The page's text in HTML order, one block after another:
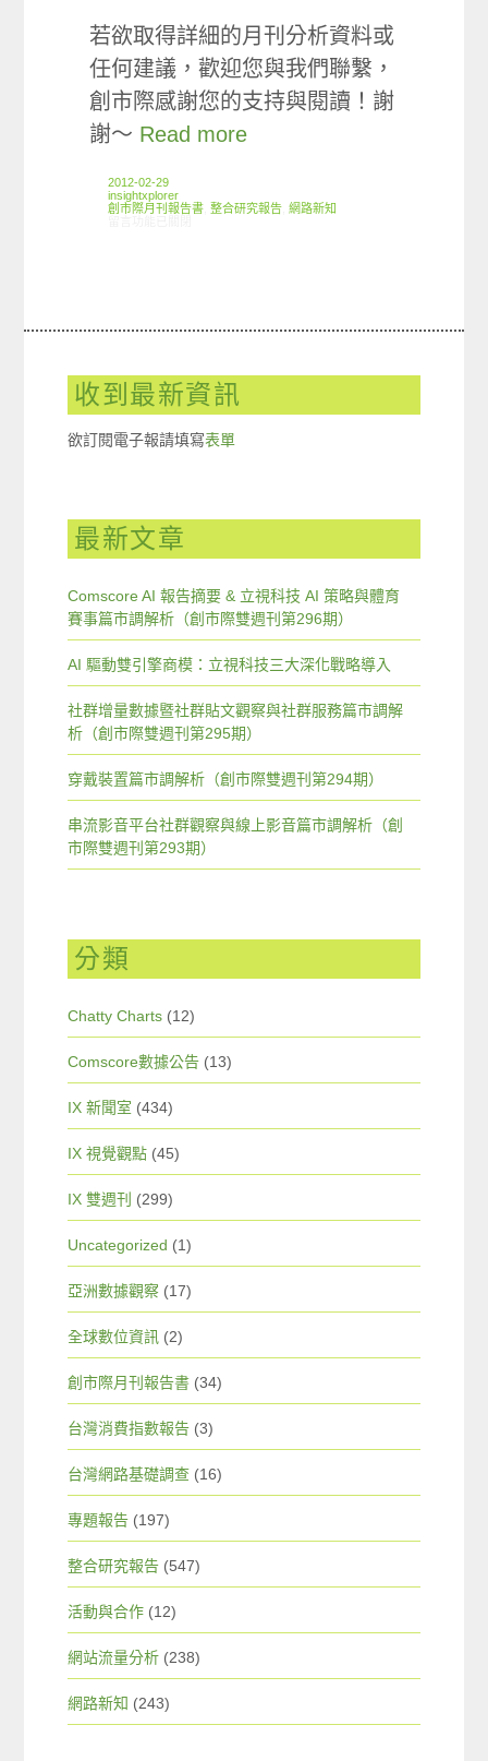
若欲取得詳細的月刊分析資料或
任何建議，歡迎您與我們聯繫，
創市際感謝您的支持與閱讀！謝
謝～ Read more
2012-02-29
insightxplorer
創市際月刊報告書 ,整合研究報告 ,網路新知
收到最新資訊
欲訂閱電子報請填寫表單
最新文章
Comscore AI 報告摘要 & 立視科技 AI 策略與體育
賽事篇市調解析（創市際雙週刊第296期）
AI 驅動雙引擎商模：立視科技三大深化戰略導入
社群增量數據暨社群貼文觀察與社群服務篇市調解
析（創市際雙週刊第295期）
穿戴裝置篇市調解析（創市際雙週刊第294期）
串流影音平台社群觀察與線上影音篇市調解析（創
市際雙週刊第293期）
分類
Chatty Charts (12)
Comscore數據公告 (13)
IX 新聞室 (434)
IX 視覺觀點 (45)
IX 雙週刊 (299)
Uncategorized (1)
亞洲數據觀察 (17)
全球數位資訊 (2)
創市際月刊報告書 (34)
台灣消費指數報告 (3)
台灣網路基礎調查 (16)
專題報告 (197)
整合研究報告 (547)
活動與合作 (12)
網站流量分析 (238)
網路新知 (243)